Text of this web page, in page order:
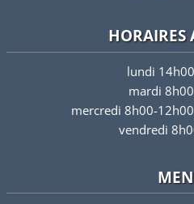
HORAIRES
lundi
mardi
mercredi 8h00-
vendredi